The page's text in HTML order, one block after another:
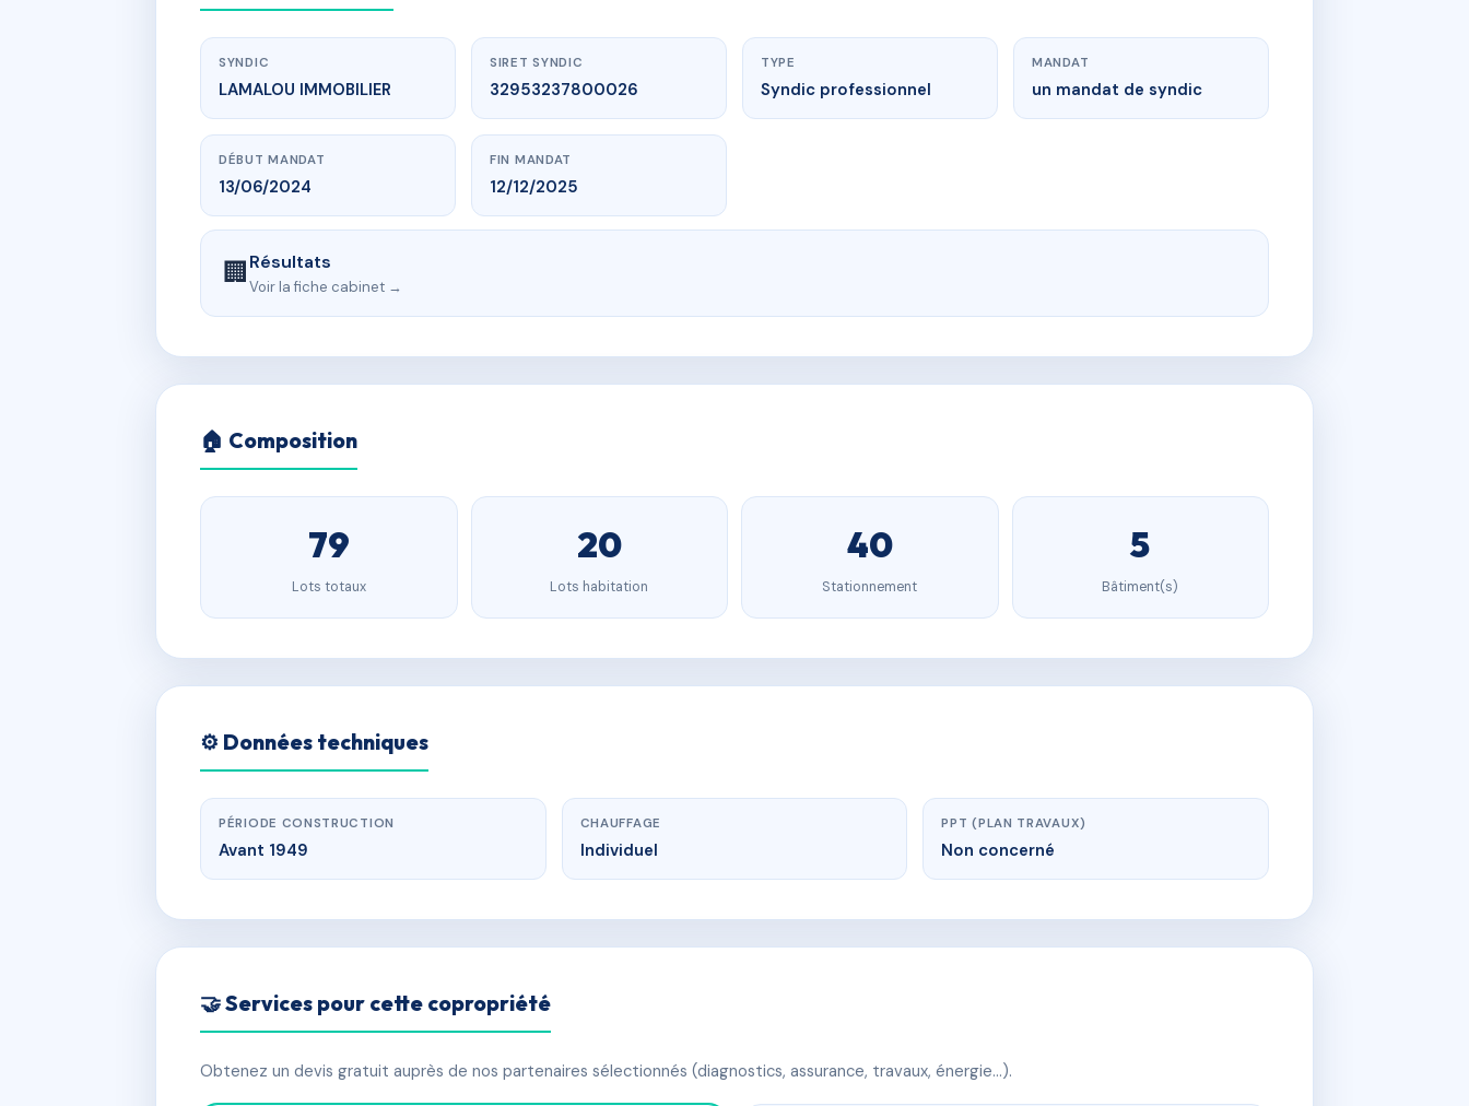
SYNDIC
LAMALOU IMMOBILIER
SIRET SYNDIC
32953237800026
TYPE
Syndic professionnel
MANDAT
un mandat de syndic
DÉBUT MANDAT
13/06/2024
FIN MANDAT
12/12/2025
🏢Résultats
Voir la fiche cabinet →
🏠 Composition
79
Lots totaux
20
Lots habitation
40
Stationnement
5
Bâtiment(s)
⚙️ Données techniques
PÉRIODE CONSTRUCTION
Avant 1949
CHAUFFAGE
Individuel
PPT (PLAN TRAVAUX)
Non concerné
🤝 Services pour cette copropriété
Obtenez un devis gratuit auprès de nos partenaires sélectionnés (diagnostics, assurance, travaux, énergie…).